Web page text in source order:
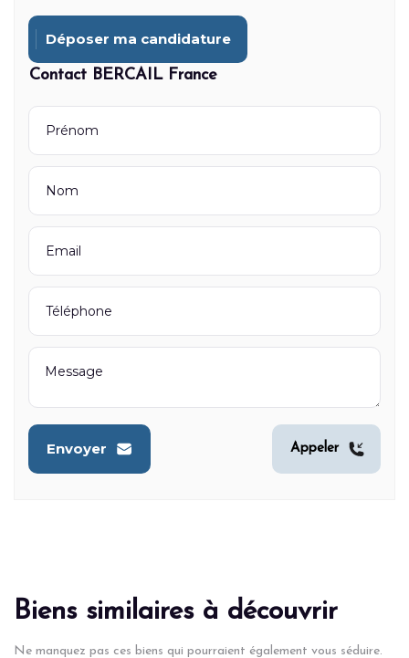
Déposer ma candidature
Contact BERCAIL France
Envoyer Appeler
Biens similaires à découvrir
Ne manquez pas ces biens qui pourraient également vous séduire.